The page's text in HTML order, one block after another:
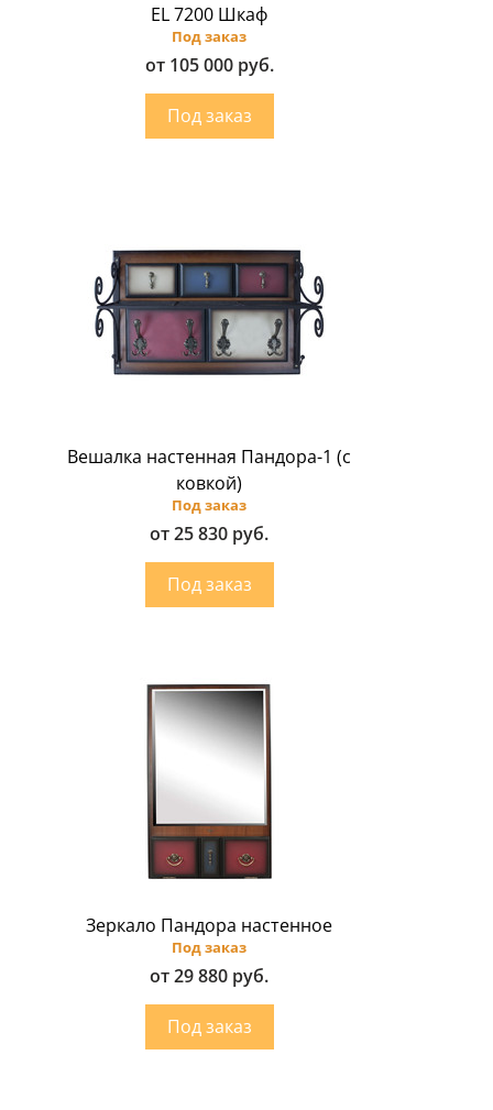
EL 7200 Шкаф
Под заказ
от 105 000 руб.
Вешалка настенная Пандора-1 (с
ковкой)
Под заказ
от 25 830 руб.
Зеркало Пандора настенное
Под заказ
от 29 880 руб.